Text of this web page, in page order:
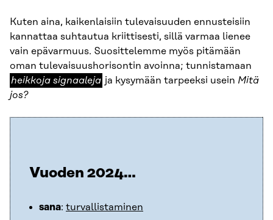
Kuten aina, kaikenlaisiin tulevaisuuden ennusteisiin
kannattaa suhtautua kriittisesti, sillä varmaa lienee
vain epävarmuus. Suosittelemme myös pitämään
oman tulevaisuushorisontin avoinna; tunnistamaan
heikkoja signaaleja ja kysymään tarpeeksi usein Mitä
jos?
Vuoden 2024…
sana: turvallistaminen